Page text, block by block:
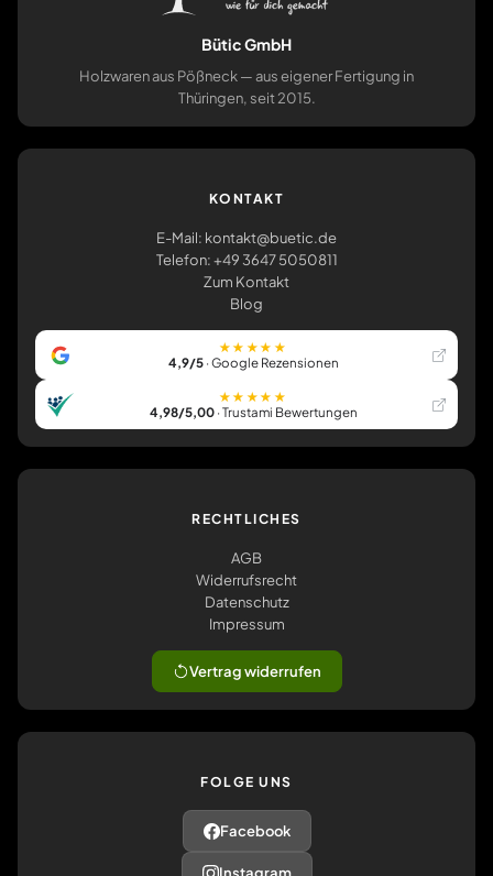
Bütic GmbH
Holzwaren aus Pößneck — aus eigener Fertigung in
Thüringen, seit 2015.
KONTAKT
E-Mail: kontakt@buetic.de
Telefon: +49 3647 5050811
Zum Kontakt
Blog
★★★★★
4,9/5· Google Rezensionen
★★★★★
4,98/5,00· Trustami Bewertungen
RECHTLICHES
AGB
Widerrufsrecht
Datenschutz
Impressum
Vertrag widerrufen
FOLGE UNS
Facebook